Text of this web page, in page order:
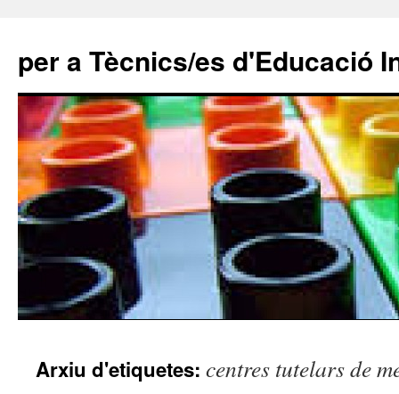
per a Tècnics/es d'Educació
Arxiu d'etiquetes: centres tutelars de